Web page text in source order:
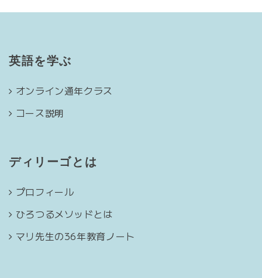
英語を学ぶ
オンライン通年クラス
コース説明
ディリーゴとは
プロフィール
ひろつるメソッドとは
マリ先生の36年教育ノート